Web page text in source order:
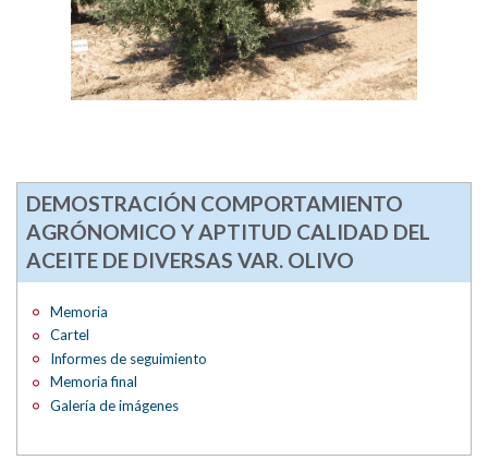
DEMOSTRACIÓN COMPORTAMIENTO
AGRÓNOMICO Y APTITUD CALIDAD DEL
ACEITE DE DIVERSAS VAR. OLIVO
Memoria
Cartel
Informes de seguimiento
Memoria final
Galería de imágenes